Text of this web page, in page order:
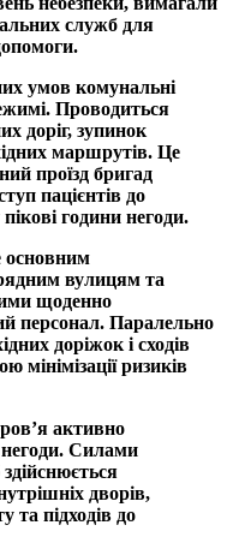
служб для
умов комунальні
Проводиться
доріг, зупинок
маршрутів. Це
проїзд бригад
пацієнтів до
години негоди.
основним
вулицям та
щоденно
персонал. Паралельно
доріжок і сходів
мінімізації ризиків
активно
негоди. Силами
дворів,
та підходів до